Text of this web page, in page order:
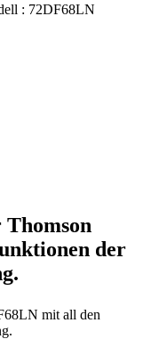
: 72DF68LN
Thomson
der
mit all den